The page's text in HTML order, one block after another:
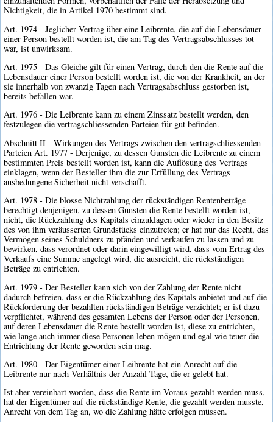
Nichtigkeit, die in Artikel 1970 bestimmt sind.
Art. 1974 - Jeglicher Vertrag über eine Leibrente, die auf die Lebensdauer
einer Person bestellt worden ist, die am Tag des Vertragsabschlusses tot
war, ist unwirksam.
Art. 1975 - Das Gleiche gilt für einen Vertrag, durch den die Rente auf die
Lebensdauer einer Person bestellt worden ist, die von der Krankheit, an der
sie innerhalb von zwanzig Tagen nach Vertragsabschluss gestorben ist,
bereits befallen war.
Art. 1976 - Die Leibrente kann zu einem Zinssatz bestellt werden, den
festzulegen die vertragschliessenden Parteien für gut befinden.
Abschnitt II - Wirkungen des Vertrags zwischen den vertragschliessenden
Parteien Art. 1977 - Derjenige, zu dessen Gunsten die Leibrente zu einem
bestimmten Preis bestellt worden ist, kann die Auflösung des Vertrags
einklagen, wenn der Besteller ihm die zur Erfüllung des Vertrags
ausbedungene Sicherheit nicht verschafft.
Art. 1978 - Die blosse Nichtzahlung der rückständigen Rentenbeträge
berechtigt denjenigen, zu dessen Gunsten die Rente bestellt worden ist,
nicht, die Rückzahlung des Kapitals einzuklagen oder wieder in den Besitz
des von ihm veräusserten Grundstücks einzutreten; er hat nur das Recht, das
Vermögen seines Schuldners zu pfänden und verkaufen zu lassen und zu
bewirken, dass verordnet oder darin eingewilligt wird, dass vom Ertrag des
Verkaufs eine Summe angelegt wird, die ausreicht, die rückständigen
Beträge zu entrichten.
Art. 1979 - Der Besteller kann sich von der Zahlung der Rente nicht
dadurch befreien, dass er die Rückzahlung des Kapitals anbietet und auf die
Rückforderung der bezahlten rückständigen Beträge verzichtet; er ist dazu
verpflichtet, während des gesamten Lebens der Person oder der Personen,
auf deren Lebensdauer die Rente bestellt worden ist, diese zu entrichten,
wie lange auch immer diese Personen leben mögen und egal wie teuer die
Entrichtung der Rente geworden sein mag.
Art. 1980 - Der Eigentümer einer Leibrente hat ein Anrecht auf die
Leibrente nur nach Verhältnis der Anzahl Tage, die er gelebt hat.
Ist aber vereinbart worden, dass die Rente im Voraus gezahlt werden muss,
hat der Eigentümer auf die rückständige Rente, die gezahlt werden musste,
Anrecht von dem Tag an, wo die Zahlung hätte erfolgen müssen.